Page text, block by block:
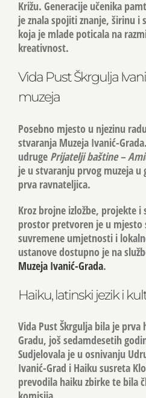
Križu. Generacije učenika
je znala spojiti znanje, širinu i
koja je mlade poticala na
kreativnost.
Vida Pust Škrgulja
muzeja
Posebno mjesto u njezinu
stvaranja Muzeja Ivanić-Grada
udruge Prijatelji baštine –
je u stvaranju prvog muzeja
prva ravnateljica.
Kroz brojne izložbe, projekte i
prostor pretvoren je u mjesto
suvremene umjetnosti i
ustanove dostupno je na
Muzeja Ivanić-Grada.
Haiku, latinski jezik i
Vida Pust Škrgulja bila je prva
Gradu, još sedamdesetih
Sudjelovala je u osnivanju
Ivanić-Grad i Haiku susreta
prevodila haiku zbirke te bila